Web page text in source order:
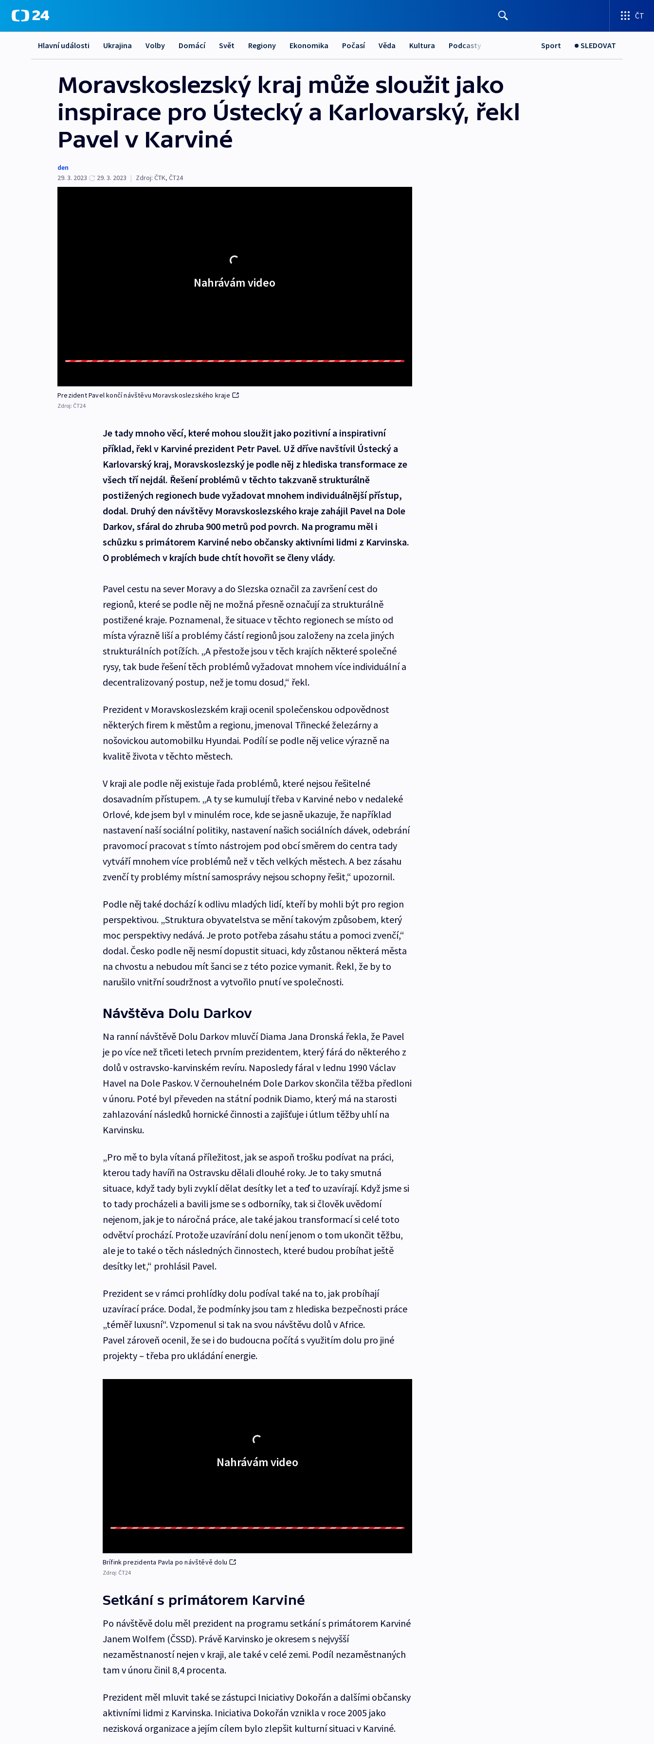
ČT
Hlavní události Ukrajina Volby Domácí Svět Regiony Ekonomika Počasí Věda Kultura Podcasty Sport SLEDOVAT
Moravskoslezský kraj může sloužit jako
inspirace pro Ústecký a Karlovarský, řekl
Pavel v Karviné
den
29. 3. 2023
29. 3. 2023 | Zdroj: ČTK, ČT24
Nahrávám video
Prezident Pavel končí návštěvu Moravskoslezského kraje
Zdroj: ČT24
Je tady mnoho věcí, které mohou sloužit jako pozitivní a inspirativní
příklad, řekl v Karviné prezident Petr Pavel. Už dříve navštívil Ústecký a
Karlovarský kraj, Moravskoslezský je podle něj z hlediska transformace ze
všech tří nejdál. Řešení problémů v těchto takzvaně strukturálně
postižených regionech bude vyžadovat mnohem individuálnější přístup,
dodal. Druhý den návštěvy Moravskoslezského kraje zahájil Pavel na Dole
Darkov, sfáral do zhruba 900 metrů pod povrch. Na programu měl i
schůzku s primátorem Karviné nebo občansky aktivními lidmi z Karvinska.
O problémech v krajích bude chtít hovořit se členy vlády.
Pavel cestu na sever Moravy a do Slezska označil za završení cest do
regionů, které se podle něj ne možná přesně označují za strukturálně
postižené kraje. Poznamenal, že situace v těchto regionech se místo od
místa výrazně liší a problémy částí regionů jsou založeny na zcela jiných
strukturálních potížích. „A přestože jsou v těch krajích některé společné
rysy, tak bude řešení těch problémů vyžadovat mnohem více individuální a
decentralizovaný postup, než je tomu dosud,“ řekl.
Prezident v Moravskoslezském kraji ocenil společenskou odpovědnost
některých firem k městům a regionu, jmenoval Třinecké železárny a
nošovickou automobilku Hyundai. Podílí se podle něj velice výrazně na
kvalitě života v těchto městech.
V kraji ale podle něj existuje řada problémů, které nejsou řešitelné
dosavadním přístupem. „A ty se kumulují třeba v Karviné nebo v nedaleké
Orlové, kde jsem byl v minulém roce, kde se jasně ukazuje, že například
nastavení naší sociální politiky, nastavení našich sociálních dávek, odebrání
pravomocí pracovat s tímto nástrojem pod obcí směrem do centra tady
vytváří mnohem více problémů než v těch velkých městech. A bez zásahu
zvenčí ty problémy místní samosprávy nejsou schopny řešit,“ upozornil.
Podle něj také dochází k odlivu mladých lidí, kteří by mohli být pro region
perspektivou. „Struktura obyvatelstva se mění takovým způsobem, který
moc perspektivy nedává. Je proto potřeba zásahu státu a pomoci zvenčí,“
dodal. Česko podle něj nesmí dopustit situaci, kdy zůstanou některá města
na chvostu a nebudou mít šanci se z této pozice vymanit. Řekl, že by to
narušilo vnitřní soudržnost a vytvořilo pnutí ve společnosti.
Návštěva Dolu Darkov
Na ranní návštěvě Dolu Darkov mluvčí Diama Jana Dronská řekla, že Pavel
je po více než třiceti letech prvním prezidentem, který fárá do některého z
dolů v ostravsko-karvinském revíru. Naposledy fáral v lednu 1990 Václav
Havel na Dole Paskov. V černouhelném Dole Darkov skončila těžba předloni
v únoru. Poté byl převeden na státní podnik Diamo, který má na starosti
zahlazování následků hornické činnosti a zajišťuje i útlum těžby uhlí na
Karvinsku.
„Pro mě to byla vítaná příležitost, jak se aspoň trošku podívat na práci,
kterou tady havíři na Ostravsku dělali dlouhé roky. Je to taky smutná
situace, když tady byli zvyklí dělat desítky let a teď to uzavírají. Když jsme si
to tady procházeli a bavili jsme se s odborníky, tak si člověk uvědomí
nejenom, jak je to náročná práce, ale také jakou transformací si celé toto
odvětví prochází. Protože uzavírání dolu není jenom o tom ukončit těžbu,
ale je to také o těch následných činnostech, které budou probíhat ještě
desítky let,“ prohlásil Pavel.
Prezident se v rámci prohlídky dolu podíval také na to, jak probíhají
uzavírací práce. Dodal, že podmínky jsou tam z hlediska bezpečnosti práce
„téměř luxusní“. Vzpomenul si tak na svou návštěvu dolů v Africe.
Pavel zároveň ocenil, že se i do budoucna počítá s využitím dolu pro jiné
projekty – třeba pro ukládání energie.
Nahrávám video
Brífink prezidenta Pavla po návštěvě dolu
Zdroj: ČT24
Setkání s primátorem Karviné
Po návštěvě dolu měl prezident na programu setkání s primátorem Karviné
Janem Wolfem (ČSSD). Právě Karvinsko je okresem s nejvyšší
nezaměstnaností nejen v kraji, ale také v celé zemi. Podíl nezaměstnaných
tam v únoru činil 8,4 procenta.
Prezident měl mluvit také se zástupci Iniciativy Dokořán a dalšími občansky
aktivními lidmi z Karvinska. Iniciativa Dokořán vznikla v roce 2005 jako
nezisková organizace a jejím cílem bylo zlepšit kulturní situaci v Karviné.